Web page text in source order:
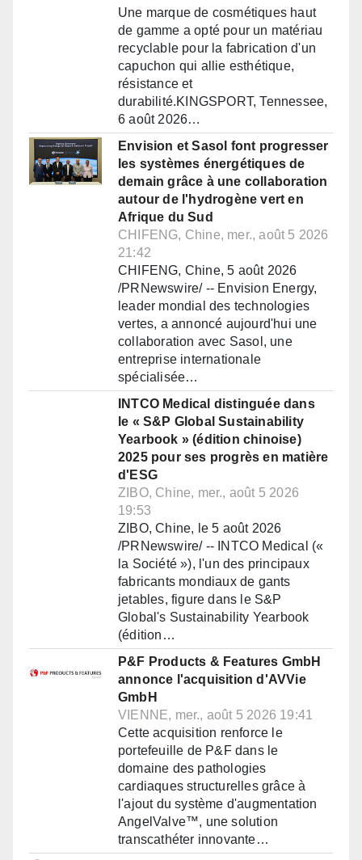
Une marque de cosmétiques haut
de gamme a opté pour un matériau
recyclable pour la fabrication d'un
capuchon qui allie esthétique,
résistance et
durabilité.KINGSPORT, Tennessee,
6 août 2026…
Envision et Sasol font progresser
les systèmes énergétiques de
demain grâce à une collaboration
autour de l'hydrogène vert en
Afrique du Sud
CHIFENG, Chine, mer., août 5 2026
21:42
CHIFENG, Chine, 5 août 2026
/PRNewswire/ -- Envision Energy,
leader mondial des technologies
vertes, a annoncé aujourd'hui une
collaboration avec Sasol, une
entreprise internationale
spécialisée…
INTCO Medical distinguée dans
le « S&P Global Sustainability
Yearbook » (édition chinoise)
2025 pour ses progrès en matière
d'ESG
ZIBO, Chine, mer., août 5 2026
19:53
ZIBO, Chine, le 5 août 2026
/PRNewswire/ -- INTCO Medical («
la Société »), l'un des principaux
fabricants mondiaux de gants
jetables, figure dans le S&P
Global's Sustainability Yearbook
(édition…
P&F Products & Features GmbH
annonce l'acquisition d'AVVie
GmbH
VIENNE, mer., août 5 2026 19:41
Cette acquisition renforce le
portefeuille de P&F dans le
domaine des pathologies
cardiaques structurelles grâce à
l'ajout du système d'augmentation
AngelValve™, une solution
transcathéter innovante…